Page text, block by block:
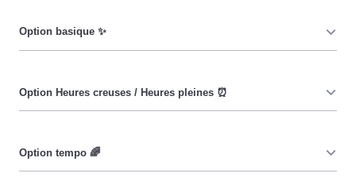
date, ni de l'heure, que ce soit en à Égletons ou ailleurs.
💡
Égletons est réduit. ⚡